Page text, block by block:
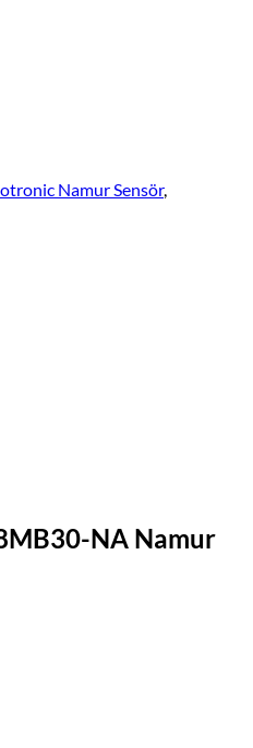
Namur Sensör,
NA Namur